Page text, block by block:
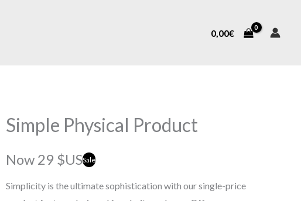
0,00€
Simple Physical Product
Now 29 $USSale
Simplicity is the ultimate sophistication with our single-price